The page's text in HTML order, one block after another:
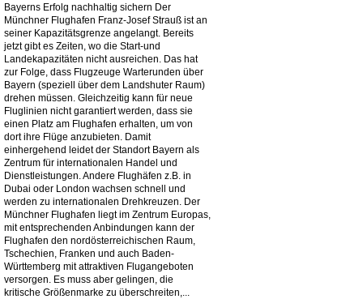
Bayerns Erfolg nachhaltig sichern Der
Münchner Flughafen Franz-Josef Strauß ist an
seiner Kapazitätsgrenze angelangt. Bereits
jetzt gibt es Zeiten, wo die Start-und
Landekapazitäten nicht ausreichen. Das hat
zur Folge, dass Flugzeuge Warterunden über
Bayern (speziell über dem Landshuter Raum)
drehen müssen. Gleichzeitig kann für neue
Fluglinien nicht garantiert werden, dass sie
einen Platz am Flughafen erhalten, um von
dort ihre Flüge anzubieten. Damit
einhergehend leidet der Standort Bayern als
Zentrum für internationalen Handel und
Dienstleistungen. Andere Flughäfen z.B. in
Dubai oder London wachsen schnell und
werden zu internationalen Drehkreuzen. Der
Münchner Flughafen liegt im Zentrum Europas,
mit entsprechenden Anbindungen kann der
Flughafen den nordösterreichischen Raum,
Tschechien, Franken und auch Baden-
Württemberg mit attraktiven Flugangeboten
versorgen. Es muss aber gelingen, die
kritische Größenmarke zu überschreiten,...